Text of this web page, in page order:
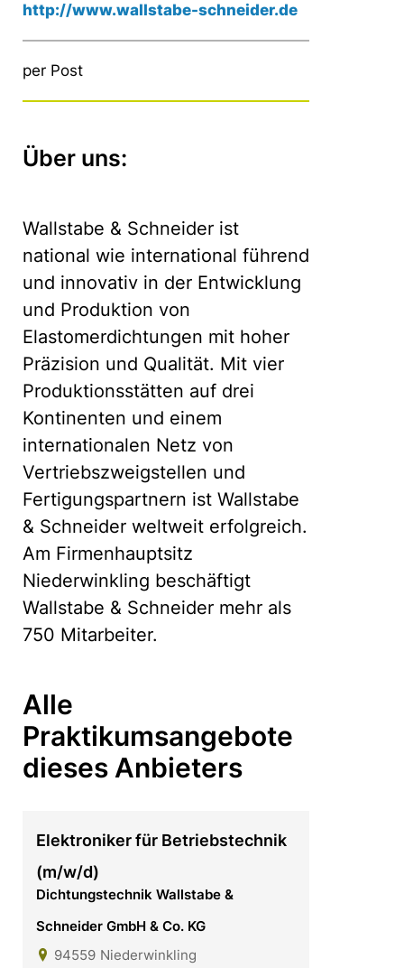
http://www.wallstabe-schneider.de
per Post
Über uns:
Wallstabe & Schneider ist
national wie international führend
und innovativ in der Entwicklung
und Produktion von
Elastomerdichtungen mit hoher
Präzision und Qualität. Mit vier
Produktionsstätten auf drei
Kontinenten und einem
internationalen Netz von
Vertriebszweigstellen und
Fertigungspartnern ist Wallstabe
& Schneider weltweit erfolgreich.
Am Firmenhauptsitz
Niederwinkling beschäftigt
Wallstabe & Schneider mehr als
750 Mitarbeiter.
Alle
Praktikumsangebote
dieses Anbieters
Elektroniker für Betriebstechnik
(m/w/d)
Dichtungstechnik Wallstabe &
Schneider GmbH & Co. KG
94559 Niederwinkling